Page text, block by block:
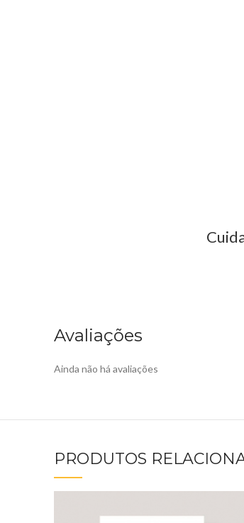
Avaliações
Ainda não há avaliações
PRODUTOS